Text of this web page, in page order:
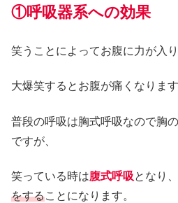
①呼吸器系への効果
笑うことによってお腹に力が入り
大爆笑するとお腹が痛くなります
普段の呼吸は胸式呼吸なので胸
ですが、
笑っている時は腹式呼吸となり、
をすることになります。